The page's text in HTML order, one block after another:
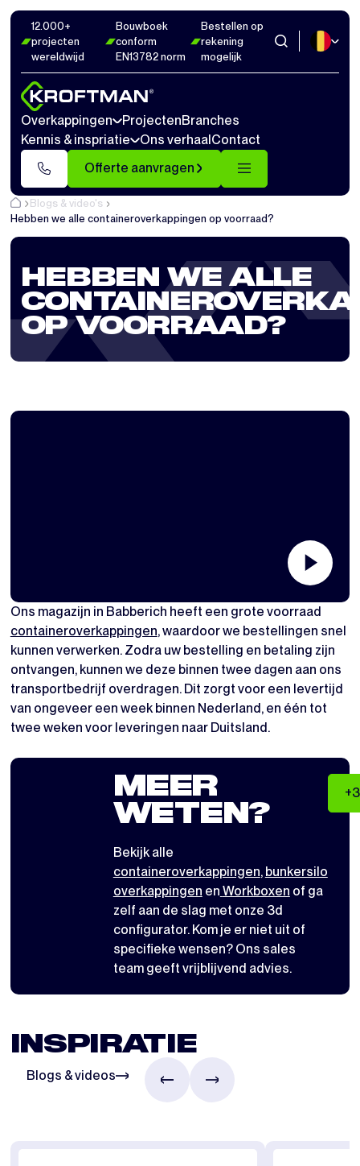
12.000+
projecten
wereldwijd
Bouwboek
conform
EN13782 norm
Bestellen op
rekening
mogelijk
Overkappingen ProjectenBranches
Kennis & inspriatie
Ons verhaalContact
Offerte aanvragen
Blogs & video's
Hebben we alle containeroverkappingen op voorraad?
HEBBEN WE ALLE
OP VOORRAAD?
Ons magazijn in Babberich heeft een grote voorraad
containeroverkappingen, waardoor we bestellingen snel
kunnen verwerken. Zodra uw bestelling en betaling zijn
ontvangen, kunnen we deze binnen twee dagen aan ons
transportbedrijf overdragen. Dit zorgt voor een levertijd
van ongeveer een week binnen Nederland, en één tot
twee weken voor leveringen naar Duitsland.
MEER
WETEN?
Bekijk alle
containeroverkappingen, bunkersilo
overkappingen en Workboxen of ga
zelf aan de slag met onze 3d
configurator. Kom je er niet uit of
specifieke wensen? Ons sales
team geeft vrijblijvend advies.
INSPIRATIE
Blogs & videos